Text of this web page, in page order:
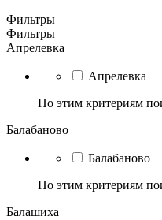
Фильтры
Фильтры
Апрелевка
Апрелевка
По этим критериям
Балабаново
Балабаново
По этим критериям
Балашиха